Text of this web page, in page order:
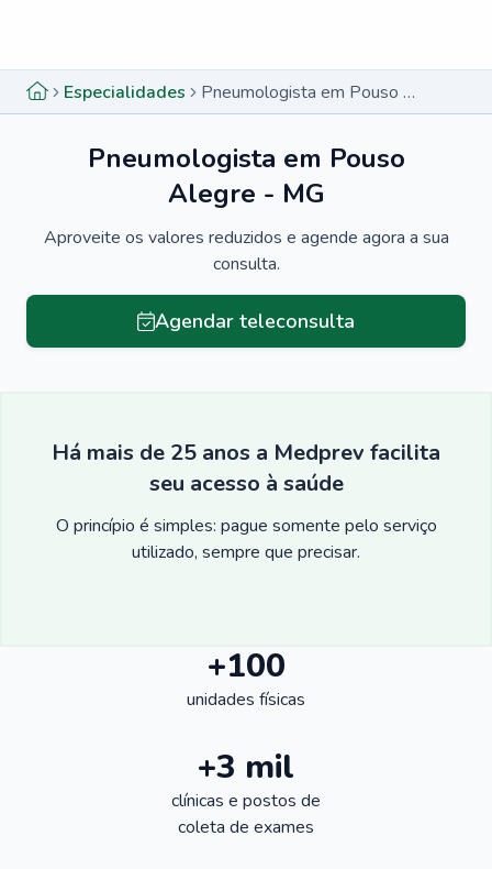
Especialidades Pneumologista em Pouso Alegre - MG
Pneumologista em Pouso
Alegre - MG
Aproveite os valores reduzidos e agende agora a sua
consulta.
Agendar teleconsulta
Há mais de 25 anos a Medprev facilita
seu acesso à saúde
O princípio é simples: pague somente pelo serviço
utilizado, sempre que precisar.
+100
unidades físicas
+3 mil
clínicas e postos de
coleta de exames